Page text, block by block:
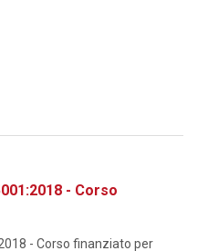
- Corso
- Corso finanziato per